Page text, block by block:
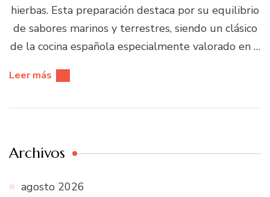
hierbas. Esta preparación destaca por su equilibrio
de sabores marinos y terrestres, siendo un clásico
de la cocina española especialmente valorado en …
Leer más
Archivos
agosto 2026